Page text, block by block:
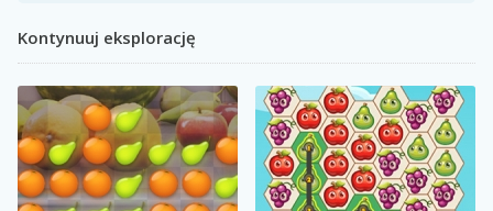
Kontynuuj eksplorację